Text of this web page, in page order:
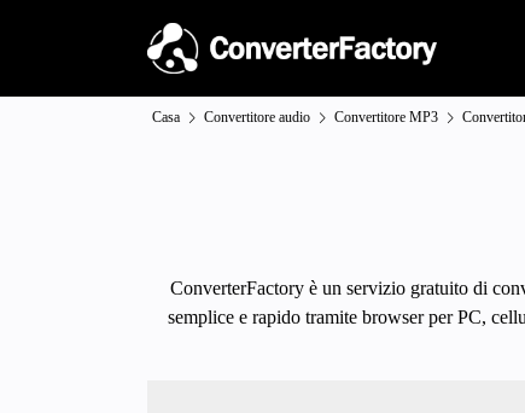
Casa Convertitore audio Convertitore MP3
ConverterFactory è un servizio gratuito di
semplice e rapido tramite browser per PC,